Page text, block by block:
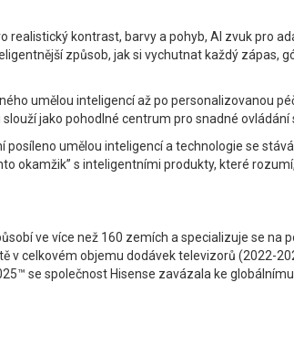
realistický kontrast, barvy a pohyb, AI zvuk pro
způsob, jak si vychutnat každý zápas,
umělou inteligencí až po personalizovanou
jako pohodlné centrum pro snadné ovládání
umělou inteligencí a technologie se
okamžik” s inteligentními produkty, které
ve více než 160 zemích a specializuje se na
v celkovém objemu dodávek televizorů (2022-
se společnost Hisense zavázala ke